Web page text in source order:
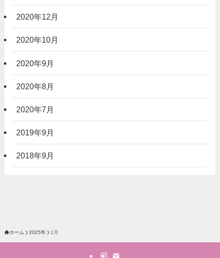
2020年12月
2020年10月
2020年9月
2020年8月
2020年7月
2019年9月
2018年9月
ホーム 2025年 1月